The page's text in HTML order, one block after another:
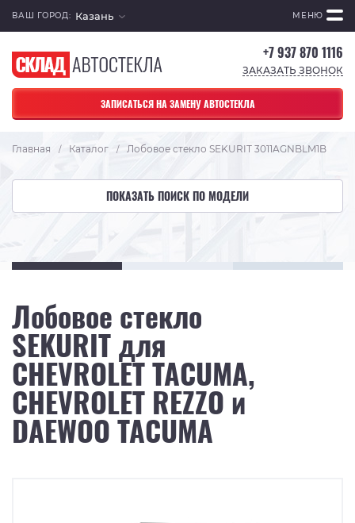
ВАШ ГОРОД: Казань МЕНЮ
+7 937 870 1116
ЗАКАЗАТЬ ЗВОНОК
ЗАПИСАТЬСЯ НА ЗАМЕНУ АВТОСТЕКЛА
Главная / Каталог / Лобовое стекло SEKURIT 3011AGNBLM1B
ПОКАЗАТЬ ПОИСК ПО МОДЕЛИ
Лобовое стекло
SEKURIT для
CHEVROLET TACUMA,
CHEVROLET REZZO и
DAEWOO TACUMA